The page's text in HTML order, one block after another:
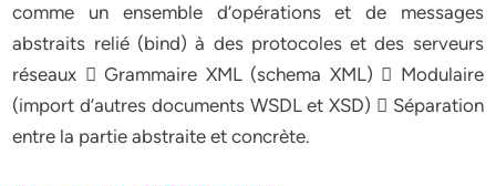
comme un ensemble d’opérations et de messages
abstraits relié (bind) à des protocoles et des serveurs
réseaux  Grammaire XML (schema XML)  Modulaire
(import d’autres documents WSDL et XSD)  Séparation
entre la partie abstraite et concrète.